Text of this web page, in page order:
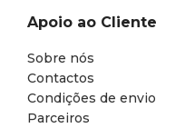
Apoio ao Cliente
Sobre nós
Contactos
Condições de envio
Parceiros